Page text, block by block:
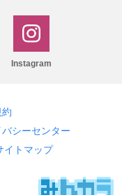
Instagram
バシーセンター
イトマップ